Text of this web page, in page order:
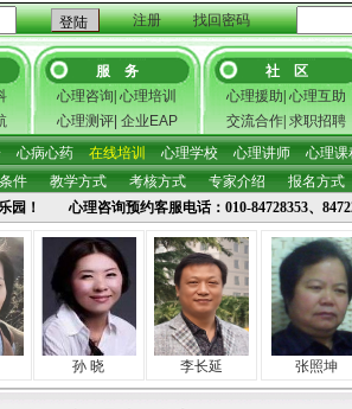
注册 找回密码
服 务
心理咨询 心理培训
心理测评| 企业EAP
社 区
心理援助 心理互助
交流合作 求职招聘
心病心药 在线培训 心理学校 心理讲师 心理课
件 教学方式 考核方式 专家介绍 报名方式
乐园！ 心理咨询预约客服电话：010-84728353、
孙 晓 李长延 张照坤